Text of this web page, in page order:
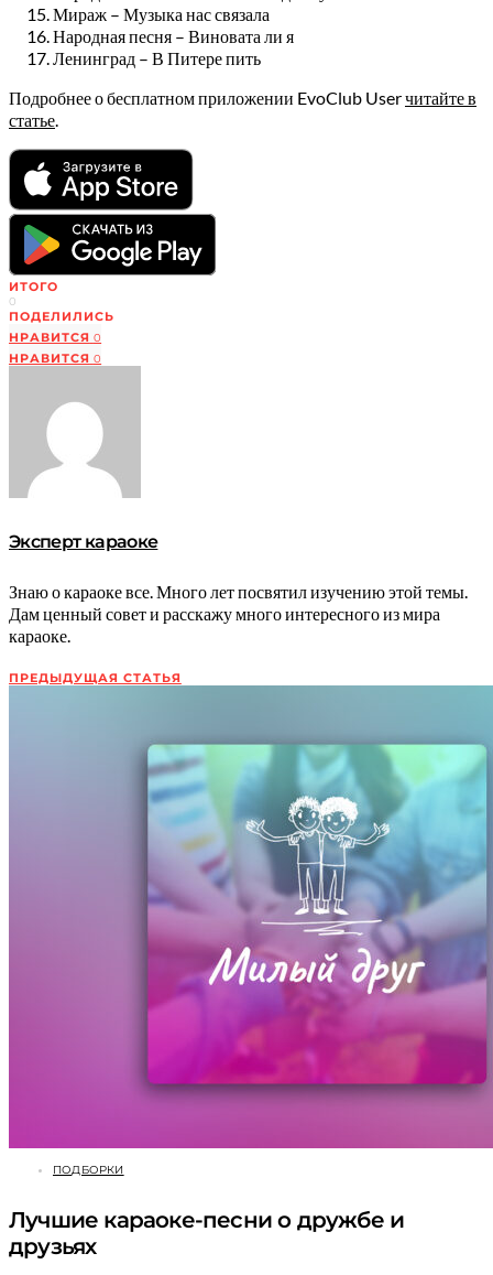
Мираж – Музыка нас связала
Народная песня – Виновата ли я
Ленинград – В Питере пить
Подробнее о бесплатном приложении EvoClub Userчитайте в
статье.
ИТОГО
0
ПОДЕЛИЛИСЬ
НРАВИТСЯ 0
НРАВИТСЯ 0
Эксперт караоке
Знаю о караоке все. Много лет посвятил изучению этой темы.
Дам ценный совет и расскажу много интересного из мира
караоке.
ПРЕДЫДУЩАЯ СТАТЬЯ
ПОДБОРКИ
Лучшие караоке-песни о дружбе и
друзьях